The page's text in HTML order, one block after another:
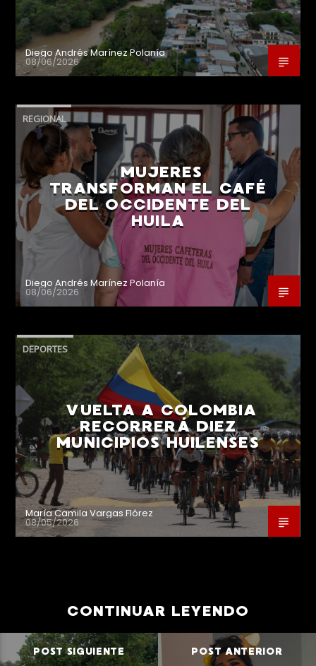
Diego Andrés Marínez Polanía
08/06/2026
REGIONAL
MUJERES
TRANSFORMAN EL CAFÉ
DEL OCCIDENTE DEL
HUILA
Diego Andrés Marínez Polanía
08/06/2026
DEPORTES
VUELTA A COLOMBIA
RECORRERÁ DIEZ
MUNICIPIOS HUILENSES
María Camila Vargas Flórez
08/05/2026
CONTINUAR LEYENDO
POST SIGUIENTE POST ANTERIOR